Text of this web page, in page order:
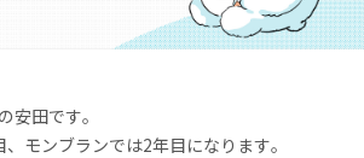
安田です。
モンブランでは2年目になります。